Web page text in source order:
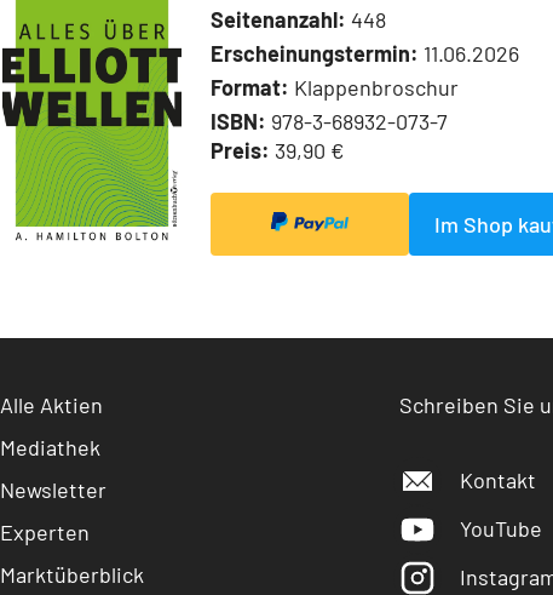
Seitenanzahl: 448
Erscheinungstermin: 11.06.2026
Format: Klappenbroschur
ISBN: 978-3-68932-073-7
Preis: 39,90 €
Im Shop
Alle Aktien
Mediathek
Newsletter
Experten
Marktüberblick
Schreiben Sie
Kontakt
YouTube